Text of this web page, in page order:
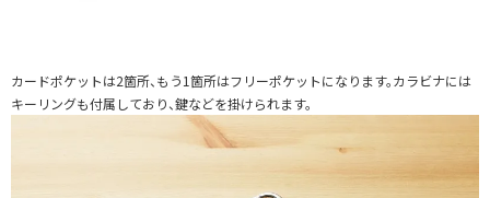
カードポケットは2箇所、もう1箇所はフリーポケットになります。カラビナには
キーリングも付属しており、鍵などを掛けられます。